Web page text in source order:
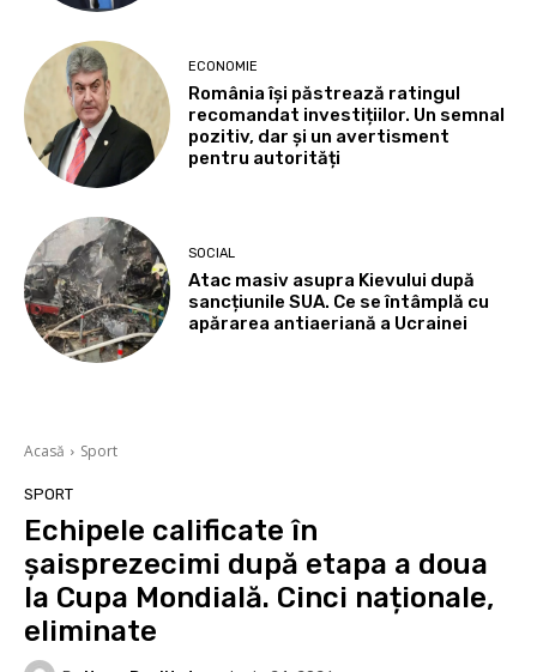
ECONOMIE
România își păstrează ratingul
recomandat investițiilor. Un semnal
pozitiv, dar și un avertisment
pentru autorități
SOCIAL
Atac masiv asupra Kievului după
sancțiunile SUA. Ce se întâmplă cu
apărarea antiaeriană a Ucrainei